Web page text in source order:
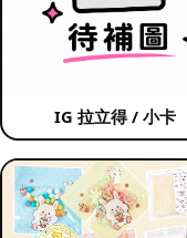
IG 拉立得 / 小卡